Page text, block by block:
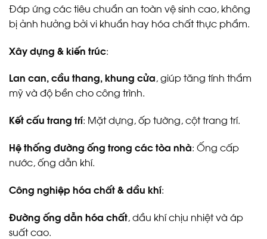
Đáp ứng các tiêu chuẩn an toàn vệ sinh cao, không
bị ảnh hưởng bởi vi khuẩn hay hóa chất thực phẩm.
Xây dựng & kiến trúc:
Lan can, cầu thang, khung cửa, giúp tăng tính thẩm
mỹ và độ bền cho công trình.
Kết cấu trang trí: Mặt dựng, ốp tường, cột trang trí.
Hệ thống đường ống trong các tòa nhà: Ống cấp
nước, ống dẫn khí.
Công nghiệp hóa chất & dầu khí:
Đường ống dẫn hóa chất, dầu khí chịu nhiệt và áp
suất cao.